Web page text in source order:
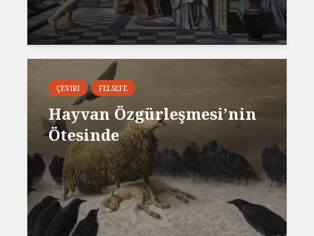
ÇEVIRI FELSEFE
Hayvan Özgürleşmesi’nin
Ötesinde